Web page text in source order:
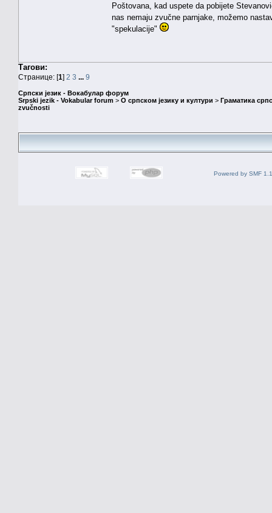
Poštovana, kad uspete da pobijete
nas nemaju zvučne parnjake, možemo
"spekulacije"
Тагови:
Странице: [1] 2 3 ... 9
Српски језик - Вокабулар форум
Srpski jezik - Vokabular forum > О српском језику и култури > Граматика
zvučnosti
Powered by SMF